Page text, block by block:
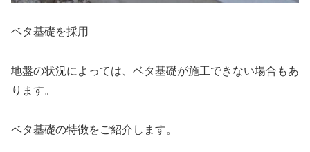
ベタ基礎を採用
地盤の状況によっては、ベタ基礎が施工できない場合もあ
ります。
ベタ基礎の特徴をご紹介します。